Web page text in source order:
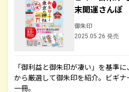
末開運さんぽ
御朱印
2025.05.26 発売
「御利益と御朱印が凄い」を基準
から厳選して御朱印を紹介。ビギ
一冊。